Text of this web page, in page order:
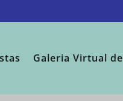
Galeria Virtual